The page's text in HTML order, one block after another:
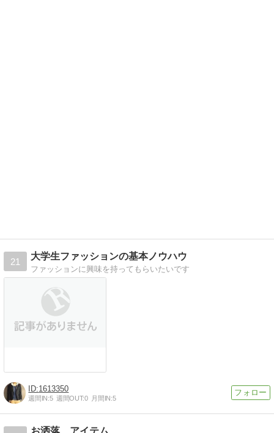
21
大学生ファッションの基本ノウハウ
ファッションに興味を持ってもらいたいです
1613350
週間IN:5 週間OUT:0 月間IN:5
お洒落 アイテム